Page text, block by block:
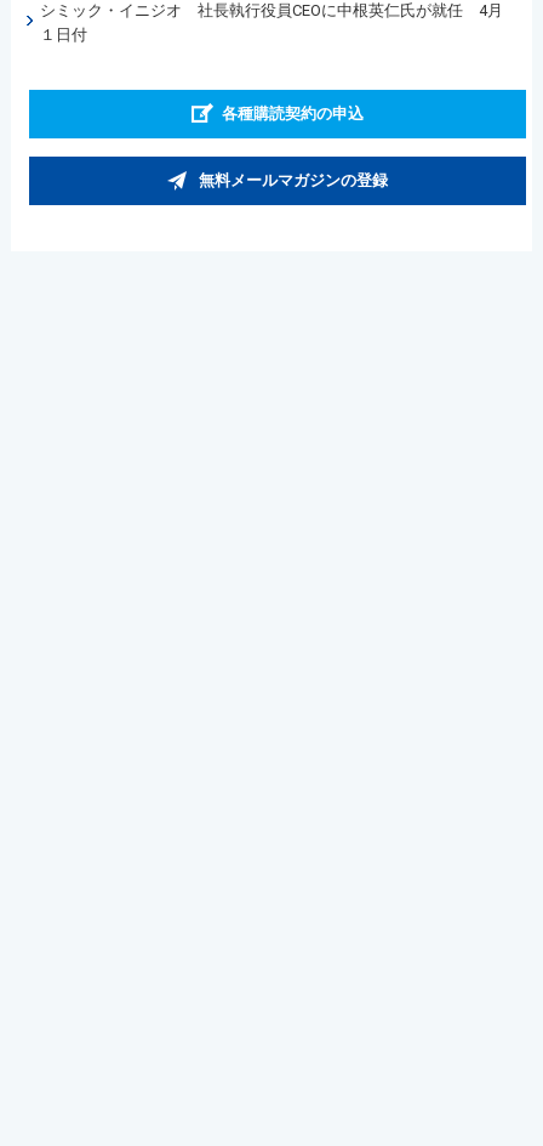
シミック・イニジオ 社長執行役員CEOに中根英仁氏が就任 4月
１日付
各種購読契約の申込
無料メールマガジンの登録